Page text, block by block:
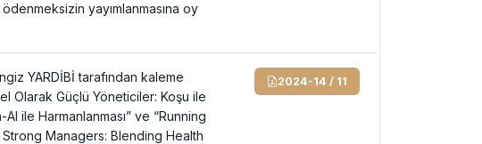
yayımlanmasına oy
YARDİBİ tarafından kaleme
Olarak Güçlü Yöneticiler: Koşu ile
ile Harmanlanması” ve “Running
Managers: Blending Health
2024-14 / 11